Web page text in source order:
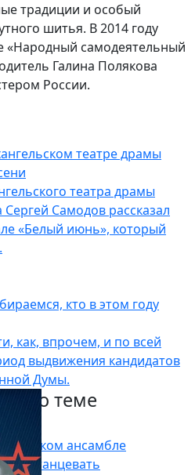
традиции и особый
шитья. В 2014 году
«Народный самодеятельный
Галина Полякова
России.
театре драмы
театра драмы
Самодов рассказал
«Белый июнь», который
кто в этом году
как, впрочем, и по всей
выдвижения кандидатов
Думы.
по теме
ансамбле
танцевать